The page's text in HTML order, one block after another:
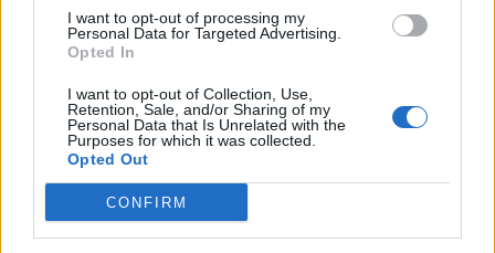
I want to opt-out of processing my
Personal Data for Targeted Advertising.
Opted In
I want to opt-out of Collection, Use,
Retention, Sale, and/or Sharing of my
Personal Data that Is Unrelated with the
Purposes for which it was collected.
Opted Out
CONFIRM